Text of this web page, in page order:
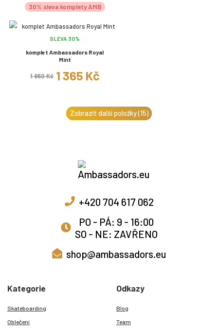
30% sleva komplety AMB
SLEVA 30%
komplet Ambassadors Royal
Mint
1 950 Kč 1 365 Kč
Zobrazit další položky (15)
+420 704 617 062
PO - PÁ: 9 - 16:00
SO - NE: ZAVŘENO
shop@ambassadors.eu
Kategorie
Skateboarding
Oblečení
Odkazy
Blog
Team